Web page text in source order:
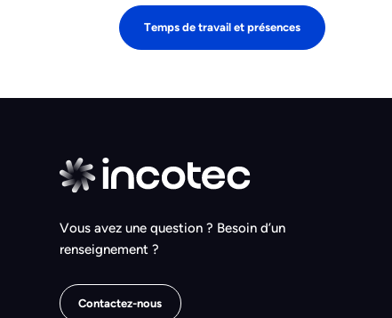
Temps de travail et présences
Vous avez une question ? Besoin d’un
renseignement ?
Contactez-nous